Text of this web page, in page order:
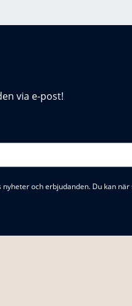
via e-post!
och erbjudanden. Du kan